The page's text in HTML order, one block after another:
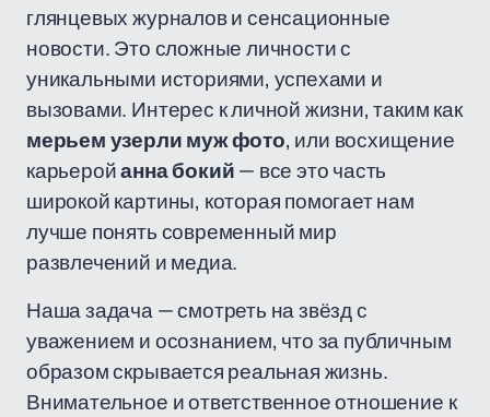
глянцевых журналов и сенсационные
новости. Это сложные личности с
уникальными историями, успехами и
вызовами. Интерес к личной жизни, таким как
мерьем узерли муж фото, или восхищение
карьеройанна бокий— все это часть
широкой картины, которая помогает нам
лучше понять современный мир
развлечений и медиа.
Наша задача — смотреть на звёзд с
уважением и осознанием, что за публичным
образом скрывается реальная жизнь.
Внимательное и ответственное отношение к